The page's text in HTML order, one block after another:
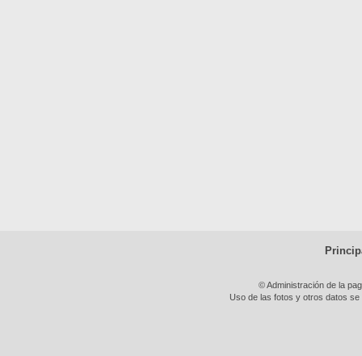
© Administración de la
Uso de las fotos y otros datos